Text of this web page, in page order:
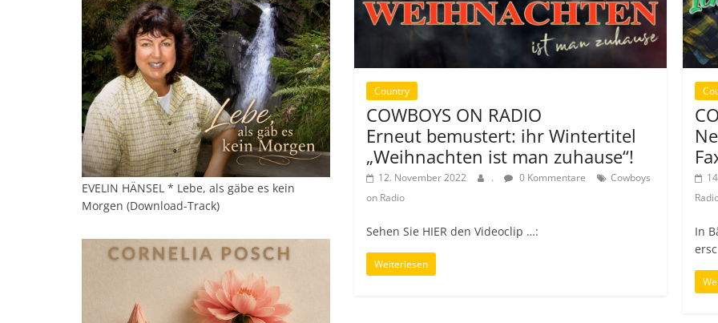
Country
COWBOYS ON RADIO
Erneut bemustert: ihr Wintertitel
„Weihnachten ist man zuhause“!
12. November 2022 . 0 Kommentare
Cowboys
on Radio
Sehen Sie HIER den Videoclip …:
Weiterlesen
In
EVELIN HÄNSEL * Lebe, als gäbe es kein
Morgen (Download-Track)